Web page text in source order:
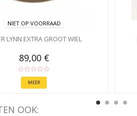
NIET OP VOORRAAD
LYNN EXTRA GROOT WIEL
89,00 €
MEER
OOK: